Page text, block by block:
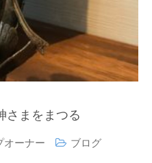
さまをまつる
オーナー ブログ